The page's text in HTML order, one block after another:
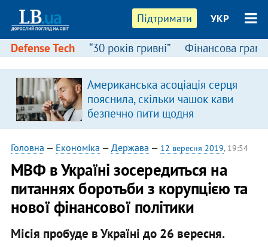
Підтримати УКР
Defense Tech “30 років гривні” Фінансова
Американська асоціація серця
пояснила, скільки чашок кави
безпечно пити щодня
Головна — Економіка — Держава — 12 вересня 2019, 19:54
МВФ в Україні зосередиться на
питаннях боротьби з корупцією та
нової фінансової політики
Місія пробуде в Україні до 26 вересня.